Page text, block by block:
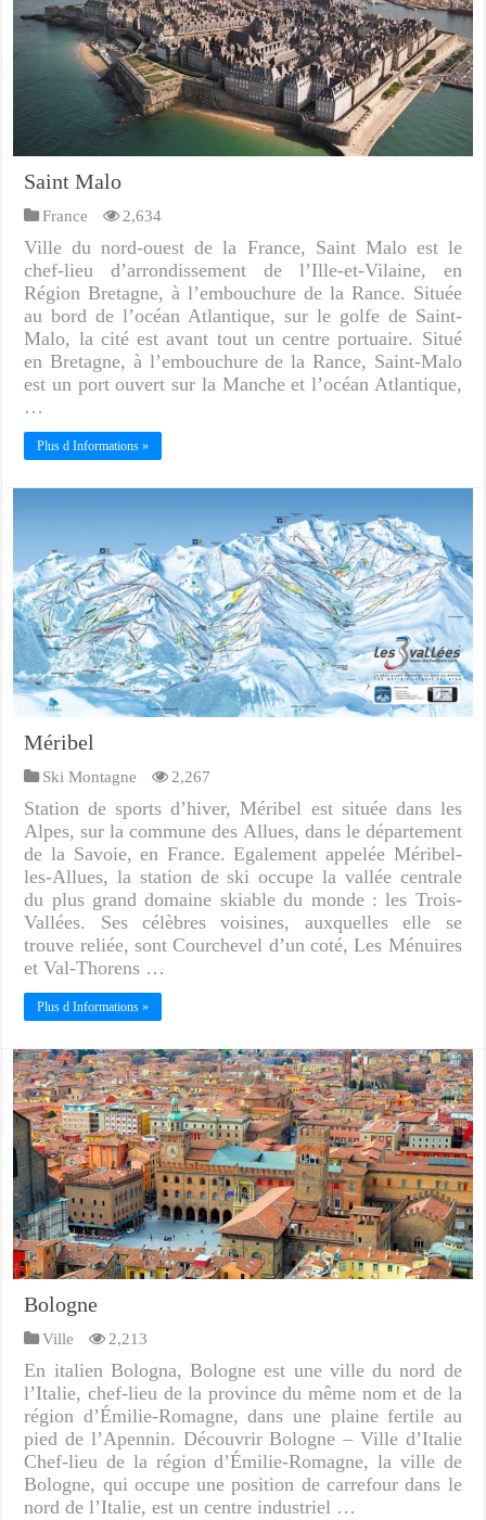
Saint Malo
France 2,634
Ville du nord-ouest de la France, Saint Malo est le
chef-lieu d’arrondissement de l’Ille-et-Vilaine, en
Région Bretagne, à l’embouchure de la Rance. Située
au bord de l’océan Atlantique, sur le golfe de Saint-
Malo, la cité est avant tout un centre portuaire. Situé
en Bretagne, à l’embouchure de la Rance, Saint-Malo
est un port ouvert sur la Manche et l’océan Atlantique,
…
Plus d Informations »
Méribel
Ski Montagne 2,267
Station de sports d’hiver, Méribel est située dans les
Alpes, sur la commune des Allues, dans le département
de la Savoie, en France. Egalement appelée Méribel-
les-Allues, la station de ski occupe la vallée centrale
du plus grand domaine skiable du monde : les Trois-
Vallées. Ses célèbres voisines, auxquelles elle se
trouve reliée, sont Courchevel d’un coté, Les Ménuires
et Val-Thorens …
Plus d Informations »
Bologne
Ville 2,213
En italien Bologna, Bologne est une ville du nord de
l’Italie, chef-lieu de la province du même nom et de la
région d’Émilie-Romagne, dans une plaine fertile au
pied de l’Apennin. Découvrir Bologne – Ville d’Italie
Chef-lieu de la région d’Émilie-Romagne, la ville de
Bologne, qui occupe une position de carrefour dans le
nord de l’Italie, est un centre industriel …